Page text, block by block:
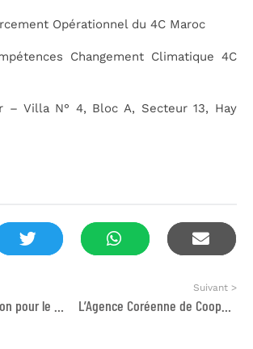
Opérationnel du 4C Maroc
Changement Climatique 4C
– Villa N° 4, Bloc A, Secteur 13, Hay
Suivant >